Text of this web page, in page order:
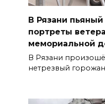
В Рязани
портреты
мемориальной
В Рязани
нетрезвый